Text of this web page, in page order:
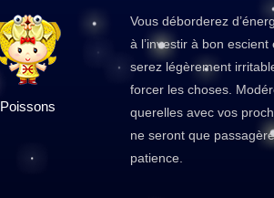
Poissons
Vous déborderez
à l’investir à bon
serez légèrement
forcer les choses.
querelles avec vos
ne seront que
patience.